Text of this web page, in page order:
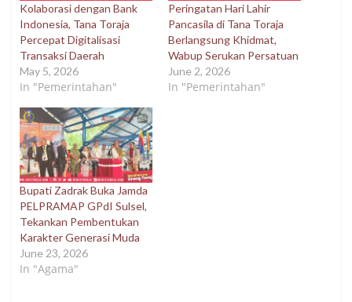
Kolaborasi dengan Bank
Indonesia, Tana Toraja
Percepat Digitalisasi
Transaksi Daerah
May 5, 2026
In "Pemerintahan"
Peringatan Hari Lahir
Pancasila di Tana Toraja
Berlangsung Khidmat,
Wabup Serukan Persatuan
June 2, 2026
In "Pemerintahan"
Bupati Zadrak Buka Jamda
PELPRAMAP GPdI Sulsel,
Tekankan Pembentukan
Karakter Generasi Muda
June 23, 2026
In "Agama"